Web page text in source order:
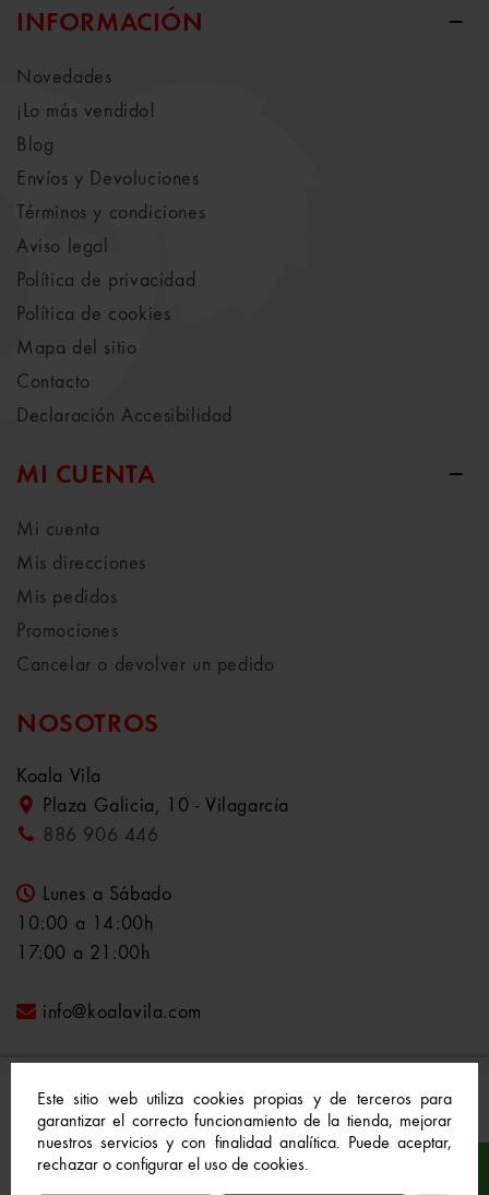
Este sitio web utiliza cookies propias y de terceros para
garantizar el correcto funcionamiento de la tienda, mejorar
nuestros servicios y con finalidad analítica. Puede aceptar,
rechazar o configurar el uso de cookies.
INFORMACIÓN
Novedades
¡Lo más vendido!
Blog
Envíos y Devoluciones
Términos y condiciones
Aviso legal
Política de privacidad
Política de cookies
Mapa del sitio
Contacto
Declaración Accesibilidad
MI CUENTA
Mi cuenta
Mis direcciones
Mis pedidos
Promociones
Cancelar o devolver un pedido
NOSOTROS
Koala Vila
Plaza Galicia, 10 - Vilagarcía
886 906 446
Lunes a Sábado
10:00 a 14:00h
17:00 a 21:00h
info@koalavila.com
© 2021-2022 Koala Vila™. Todos los derechos